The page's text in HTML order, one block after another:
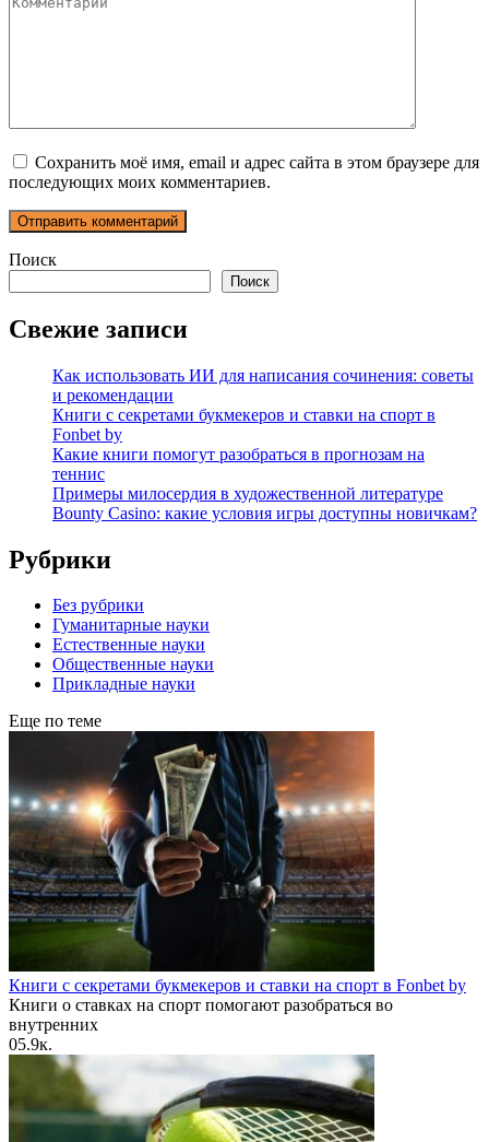
Сохранить моё имя, email и адрес сайта в этом браузере для
последующих моих комментариев.
Поиск
Поиск
Свежие записи
Как использовать ИИ для написания сочинения: советы
и рекомендации
Книги с секретами букмекеров и ставки на спорт в
Fonbet by
Какие книги помогут разобраться в прогнозам на
теннис
Примеры милосердия в художественной литературе
Bounty Casino: какие условия игры доступны новичкам?
Рубрики
Без рубрики
Гуманитарные науки
Естественные науки
Общественные науки
Прикладные науки
Еще по теме
Книги с секретами букмекеров и ставки на спорт в Fonbet by
Книги о ставках на спорт помогают разобраться во
внутренних
05.9к.